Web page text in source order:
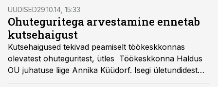
„Õnne 13“ tööõnnetuste tõsidusele tähelepanu
pööramise ja tööohutuse propageerimise eest laiemale
avalikkusele.
UUDISED29.10.14, 15:33
Ohuteguritega arvestamine ennetab
kutsehaigust
Kutsehaigused tekivad peamiselt töökeskkonnas
olevatest ohuteguritest, ütles Töökeskkonna Haldus
OÜ juhatuse liige Annika Küüdorf. Isegi ületundidest
tingitud pinge võib kahjustada töötaja tervist.